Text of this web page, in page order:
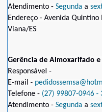
Atendimento - Segunda a
Endereço - Avenida
Viana/ES
Gerência de
Responsável -
E-mail -
Telefone - (27) 99807-0946 -
Atendimento - Segunda a